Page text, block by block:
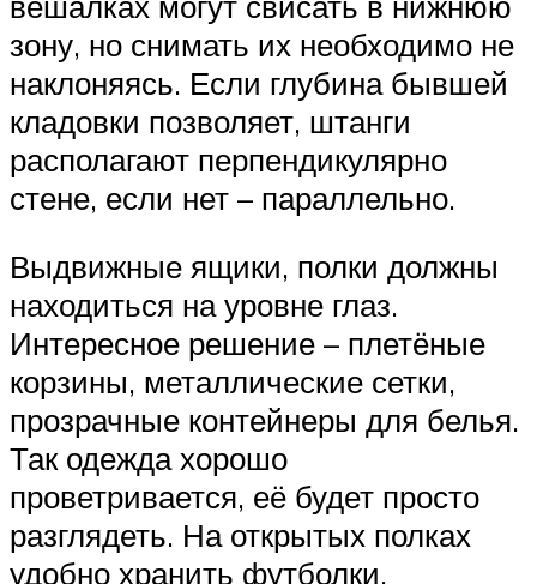
зону, но снимать их необходимо не
наклоняясь. Если глубина бывшей
кладовки позволяет, штанги
располагают перпендикулярно
стене, если нет – параллельно.
Выдвижные ящики, полки должны
находиться на уровне глаз.
Интересное решение – плетёные
корзины, металлические сетки,
прозрачные контейнеры для белья.
Так одежда хорошо
проветривается, её будет просто
разглядеть. На открытых полках
удобно хранить футболки,